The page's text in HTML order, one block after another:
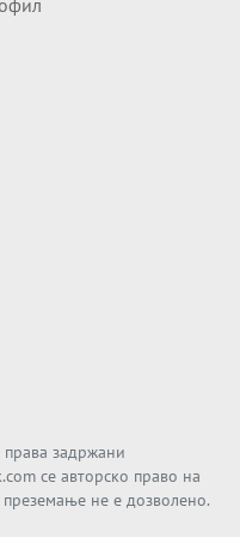
РЕШАВААТ ЗА МИР, ВОЈНА,
за уредување на
за СТРАТЕШКИОТ ЈАЗИК
задржани
се авторско право на
не е дозволено.